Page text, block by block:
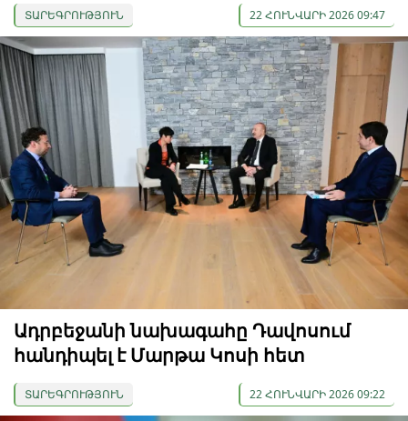
ՏԱՐԵԳՐՈՒԹՅՈՒՆ 22 ՀՈՒՆՎԱՐԻ 2026 09:47
Ադրբեջանի նախագահը Դավոսում
հանդիպել է Մարթա Կոսի հետ
ՏԱՐԵԳՐՈՒԹՅՈՒՆ 22 ՀՈՒՆՎԱՐԻ 2026 09:22